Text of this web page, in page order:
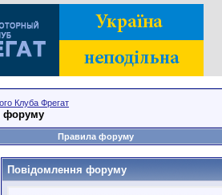
Клуба Фрегат
форуму
Правила форуму
Повідомлення форуму